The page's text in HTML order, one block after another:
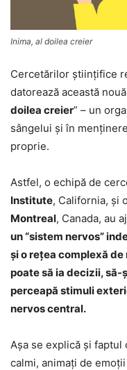
Inima, al doilea creier
Cercetărilor ştiinţifice
datorează această
doilea creier” – un
sângelui şi în
proprie.
Astfel, o echipă de
Institute, California, şi
Montreal, Canada, au
un “sistem nervos”
şi o reţea complexă
poate să ia decizii, să-
perceapă stimuli
nervos central.
Aşa se explică şi faptul
calmi, animaţi de